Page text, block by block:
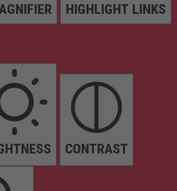
HIGHLIGHT LINKS
CONTRAST